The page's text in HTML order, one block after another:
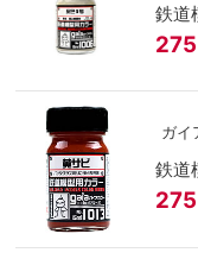
鉄道
275
ガイ
鉄道
275